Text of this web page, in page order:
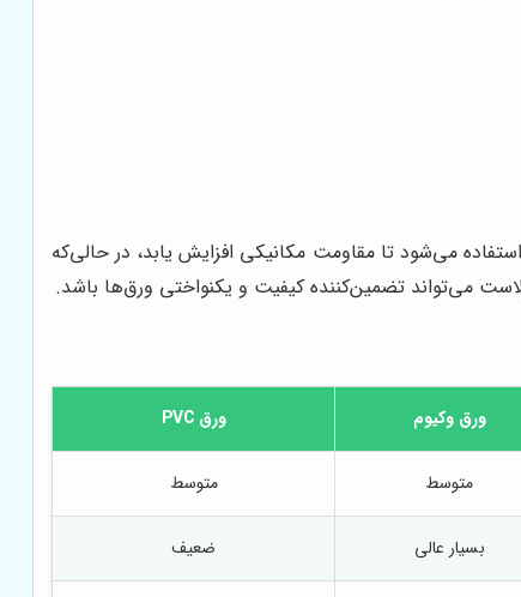
می‌شود تا مقاومت مکانیکی افزایش یابد، در حالی‌که
می‌تواند تضمین‌کننده کیفیت و یکنواختی ورق‌ها باشد.
ورق وکیوم ورق PVC
متوسط متوسط
بسیار عالی ضعیف